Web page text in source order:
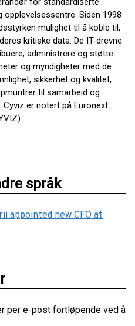
Siden 1998
mulighet til å koble til,
kritiske data. De IT-drevne
administrere og støtte.
og myndigheter med de
sikkerhet og kvalitet,
til samarbeid og
er notert på Euronext
språk
appointed new CFO at
per e-post fortløpende ved å